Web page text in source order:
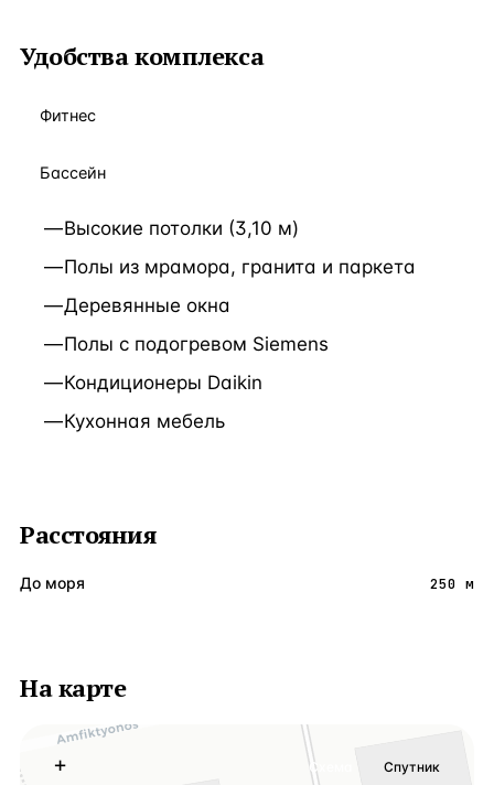
Удобства комплекса
Фитнес
Бассейн
Высокие потолки (3,10 м)
Полы из мрамора, гранита и паркета
Деревянные окна
Полы с подогревом Siemens
Кондиционеры Daikin
Кухонная мебель
Расстояния
До моря 250 м
На карте
+
Схема Спутник